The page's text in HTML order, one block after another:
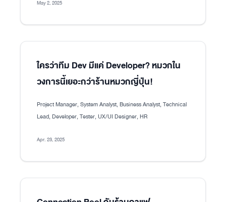
May 2, 2025
ใครว่าทีม Dev มีแค่ Developer? หมวกใน
วงการนี้เยอะกว่าร้านหมวกญี่ปุ่น!
Project Manager, System Analyst, Business Analyst, Technical
Lead, Developer, Tester, UX/UI Designer, HR
Apr. 23, 2025